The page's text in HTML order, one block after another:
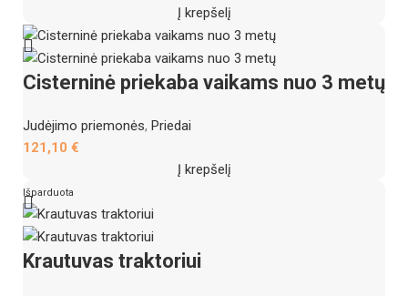
Į krepšelį
Cisterninė priekaba vaikams nuo 3 metų
Judėjimo priemonės, Priedai
121,10 €
Į krepšelį
Išparduota
Krautuvas traktoriui